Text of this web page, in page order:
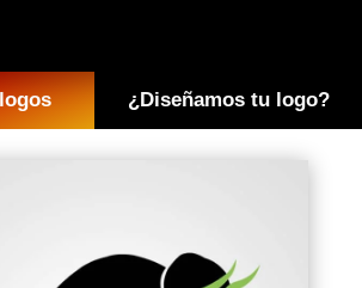
¿Diseñamos tu logo?